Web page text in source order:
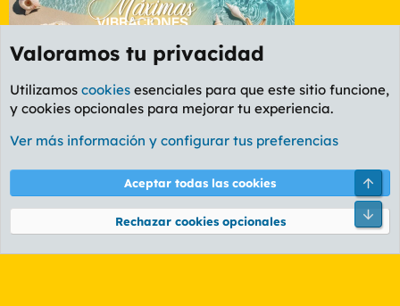
Foro Deportes
Cookies
PL OLDSTYLE AMARILLO
Términos y reglas Política de privacidad Ayuda
Community platform by XenForo® © 2010-2026 XenForo Ltd.
Valoramos tu privacidad
Utilizamos cookies esenciales para que este sitio funcione,
y cookies opcionales para mejorar tu experiencia.
Ver más información y configurar tus preferencias
Aceptar todas las cookies
Rechazar cookies opcionales
Pie